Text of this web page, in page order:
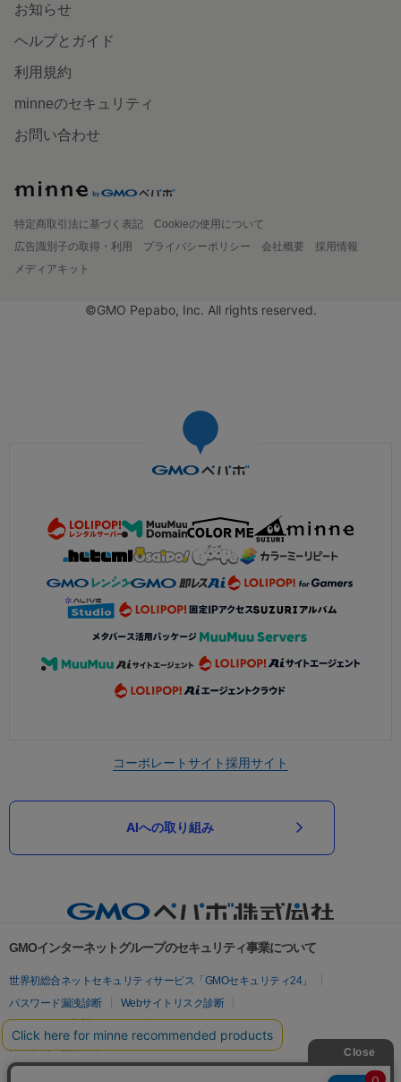
お知らせ
ヘルプとガイド
利用規約
minneのセキュリティ
お問い合わせ
特定商取引法に基づく表記
Cookieの使用について
広告識別子の取得・利用
プライバシーポリシー 会社概要
採用情報
メディアキット
©GMO Pepabo, Inc. All rights reserved.
コーポレートサイト採用サイト
AIへの取り組み
GMOインターネットグループのセキュリティ事業について
世界初総合ネットセキュリティサービス「GMOセキュリティ24」
パスワード漏洩診断
Webサイトリスク診断
セキュリティ相談AIチャットボット
実在証明・盗聴対策
サイバー攻撃対策（GMOサイバーセキュリティ byイエラエ）